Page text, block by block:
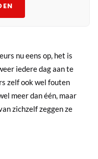
nu eens op, het is
iedere dag aan te
zelf ook wel fouten
meer dan één, maar
zichzelf zeggen ze